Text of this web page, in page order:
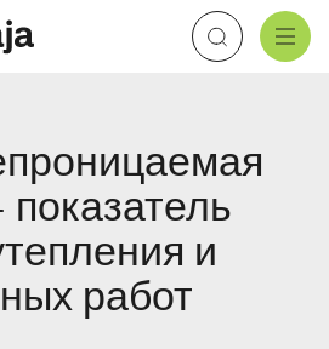
Edasimüüjad
Kasulikku
pood
и
работ